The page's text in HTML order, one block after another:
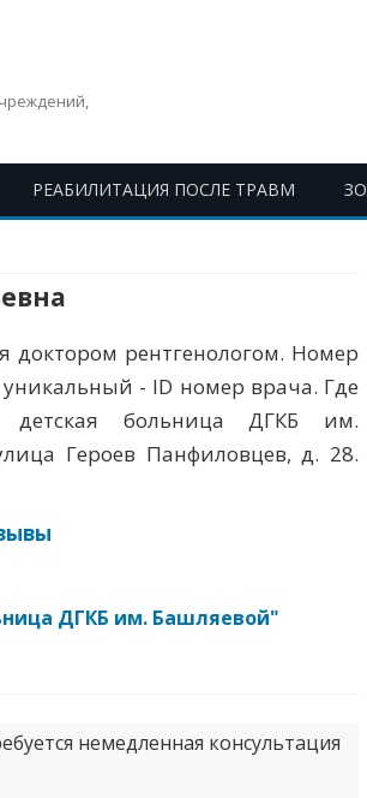
РЕАБИЛИТАЦИЯ ПОСЛЕ ТРАВМ
Перейти
доктором рентгенологом. Номер
- ID номер врача. Где
детская больница ДГКБ им.
Героев Панфиловцев, д. 28.
ДГКБ им. Башляевой"
немедленная консультация